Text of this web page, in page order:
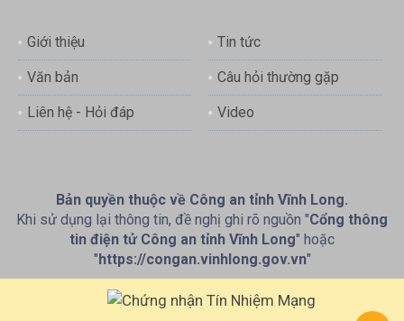
Giới thiệu Tin tức
Văn bản Câu hỏi thường gặp
Liên hệ - Hỏi đáp Video
Bản quyền thuộc về Công an tỉnh Vĩnh Long.
Khi sử dụng lại thông tin, đề nghị ghi rõ nguồn "Cổng thông
tin điện tử Công an tỉnh Vĩnh Long" hoặc
"https://congan.vinhlong.gov.vn"